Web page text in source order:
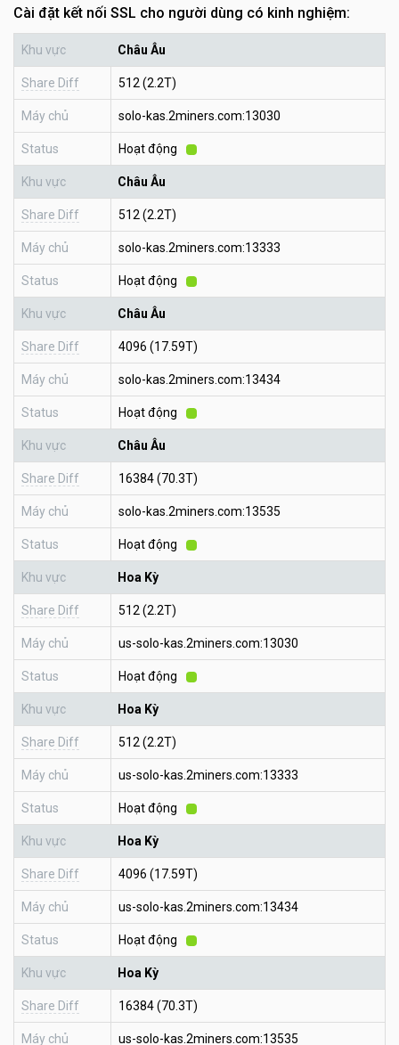
Cài đặt kết nối SSL cho người dùng có kinh nghiệm:
Khu vực Châu Âu
Share Diff 512 (2.2T)
Máy chủ solo-kas.2miners.com:13030
Status Hoạt động
Khu vực Châu Âu
Share Diff 512 (2.2T)
Máy chủ solo-kas.2miners.com:13333
Status Hoạt động
Khu vực Châu Âu
Share Diff 4096 (17.59T)
Máy chủ solo-kas.2miners.com:13434
Status Hoạt động
Khu vực Châu Âu
Share Diff 16384 (70.3T)
Máy chủ solo-kas.2miners.com:13535
Status Hoạt động
Khu vực Hoa Kỳ
Share Diff 512 (2.2T)
Máy chủ us-solo-kas.2miners.com:13030
Status Hoạt động
Khu vực Hoa Kỳ
Share Diff 512 (2.2T)
Máy chủ us-solo-kas.2miners.com:13333
Status Hoạt động
Khu vực Hoa Kỳ
Share Diff 4096 (17.59T)
Máy chủ us-solo-kas.2miners.com:13434
Status Hoạt động
Khu vực Hoa Kỳ
Share Diff 16384 (70.3T)
Máy chủ us-solo-kas.2miners.com:13535